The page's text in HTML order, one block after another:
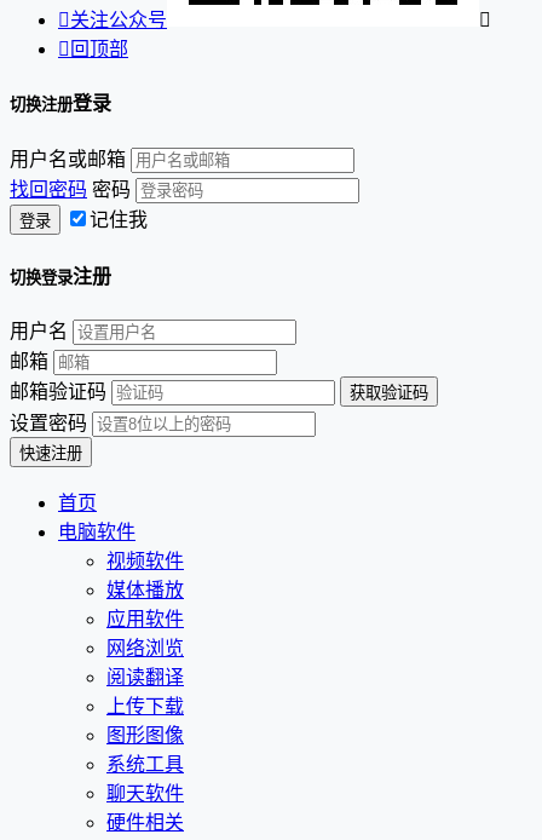
关注公众号

 回顶部
切换注册登录
用户名或邮箱
找回密码 密码
记住我
切换登录注册
用户名
邮箱
邮箱验证码
设置密码
首页
电脑软件
视频软件
媒体播放
应用软件
网络浏览
阅读翻译
上传下载
图形图像
系统工具
聊天软件
硬件相关